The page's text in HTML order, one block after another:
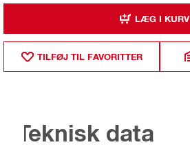
LÆG I KURV
TILFØJ TIL FAVORITTER
Teknisk data